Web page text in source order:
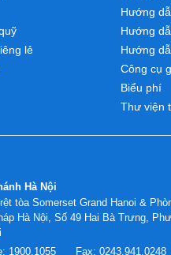
lẻ
Hướng
Hướng
Hướng
Công cụ
Biểu phí
Thư viện
Hà Nội
tòa Somerset Grand Hanoi &
Hà Nội, Số 49 Hai Bà Trưng,
1900.1055 Fax: 0243.941.0248